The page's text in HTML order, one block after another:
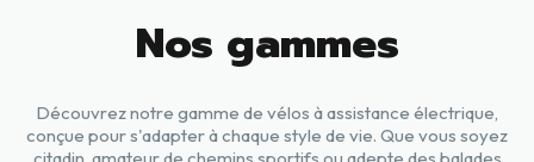
Nos gammes
Découvrez notre gamme de vélos à assistance électrique,
conçue pour s'adapter à chaque style de vie. Que vous soyez